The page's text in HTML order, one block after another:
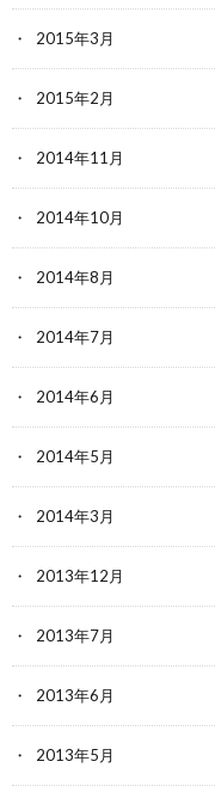
2015年3月
2015年2月
2014年11月
2014年10月
2014年8月
2014年7月
2014年6月
2014年5月
2014年3月
2013年12月
2013年7月
2013年6月
2013年5月